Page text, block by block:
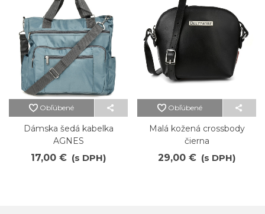
Obľúbené
Dámska šedá kabelka
AGNES
17,00 € (s DPH)
Obľúbené
Malá kožená crossbody
čierna
29,00 € (s DPH)